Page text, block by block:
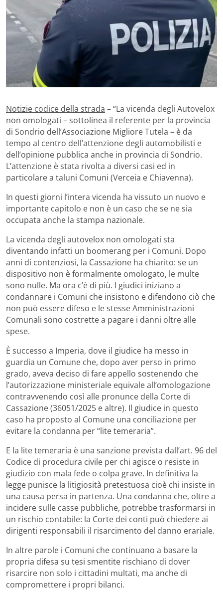
Notizie codice della strada – “La vicenda degli Autovelox
non omologati – sottolinea il referente per la provincia
di Sondrio dell’Associazione Migliore Tutela – è da
tempo al centro dell’attenzione degli automobilisti e
dell’opinione pubblica anche in provincia di Sondrio.
L’attenzione è stata rivolta a diversi casi ed in
particolare a taluni Comuni (Verceia e Chiavenna).
In questi giorni l’intera vicenda ha vissuto un nuovo e
importante capitolo e non è un caso che se ne sia
occupata anche la stampa nazionale.
La vicenda degli autovelox non omologati sta
diventando infatti un boomerang per i Comuni. Dopo
anni di contenziosi, la Cassazione ha chiarito: se un
dispositivo non è formalmente omologato, le multe
sono nulle. Ma ora c’è di più. I giudici iniziano a
condannare i Comuni che insistono e difendono ciò che
non può essere difeso e le stesse Amministrazioni
Comunali sono costrette a pagare i danni oltre alle
spese.
È successo a Imperia, dove il giudice ha messo in
guardia un Comune che, dopo aver perso in primo
grado, aveva deciso di fare appello sostenendo che
l’autorizzazione ministeriale equivale all’omologazione
contravvenendo così alle pronunce della Corte di
Cassazione (36051/2025 e altre). Il giudice in questo
caso ha proposto al Comune una conciliazione per
evitare la condanna per “lite temeraria”.
E la lite temeraria è una sanzione prevista dall’art. 96 del
Codice di procedura civile per chi agisce o resiste in
giudizio con mala fede o colpa grave. In definitiva la
legge punisce la litigiosità pretestuosa cioè chi insiste in
una causa persa in partenza. Una condanna che, oltre a
incidere sulle casse pubbliche, potrebbe trasformarsi in
un rischio contabile: la Corte dei conti può chiedere ai
dirigenti responsabili il risarcimento del danno erariale.
In altre parole i Comuni che continuano a basare la
propria difesa su tesi smentite rischiano di dover
risarcire non solo i cittadini multati, ma anche di
compromettere i propri bilanci.